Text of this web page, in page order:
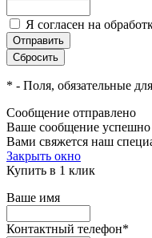
Я согласен на
* - Поля, обязательные
Сообщение отправлено
Ваше сообщение
Вами свяжется наш
Закрыть окно
Купить в 1 клик
Ваше имя
Контактный телефон*